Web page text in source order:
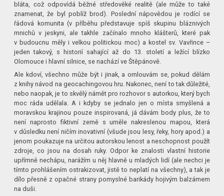
bláta, což odpovídá běžné středověké realitě (ale může to také
znamenat, že byl poblíž brod). Poslední nápovědou je rodící se
řádová komunita (v příběhu představuje spíš skupinu bláznivých
mnichů v jeskyni, ale takhle začínalo mnoho klášterů, které pak
v budoucnu měly i velkou politickou moc) a kostel sv. Vavřince –
jeden takový, s historií sahající až do 13. století a ležící blízko
Olomouce i hlavní silnice, se nachází ve Štěpánově.
Ale kdoví, všechno může být i jinak, a omlouvám se, pokud dělám
z knihy návod na geocachingovou hru. Nakonec, není to tak důležité,
nebo naopak, je to skvělý námět pro rozhovor s autorkou, který bych
moc ráda udělala. A i kdyby se jednalo jen o místa smyšlená a
moravskou krajinou pouze inspirovaná, já dávám body plus, že to
není naprosto fiktivní země s uměle nakreslenou mapou, která
v důsledku není ničím inovativní (všude jsou lesy, řeky, hory apod.) a
jenom poukazuje na určitou autorskou lenost a neschopnost použít
zdroje, co jsou na dosah ruky. Odpor ke znalosti vlastní historie
upřímně nechápu, narážím u něj hlavně u mladých lidí (ale nechci je
tímto prohlášením ostrakizovat, jistě to neplatí na všechny), a tak je
dílo přesně z opačné strany pomyslné barikády hojivým balzámem
na duši.